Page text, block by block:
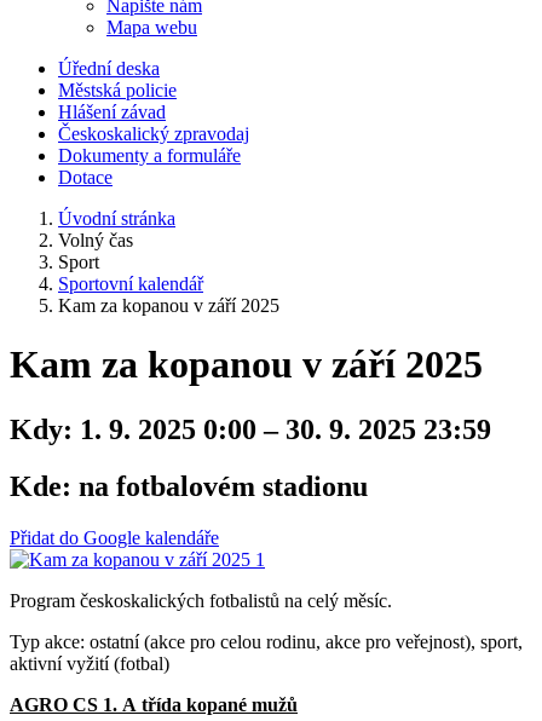
Napište nám
Mapa webu
Úřední deska
Městská policie
Hlášení závad
Českoskalický zpravodaj
Dokumenty a formuláře
Dotace
Úvodní stránka
Volný čas
Sport
Sportovní kalendář
Kam za kopanou v září 2025
Kam za kopanou v září 2025
Kdy: 1. 9. 2025 0:00 – 30. 9. 2025 23:59
Kde: na fotbalovém stadionu
Přidat do Google kalendáře
Program českoskalických fotbalistů na celý měsíc.
Typ akce: ostatní (akce pro celou rodinu, akce pro veřejnost), sport,
aktivní vyžití (fotbal)
AGRO CS 1. A třída kopané mužů